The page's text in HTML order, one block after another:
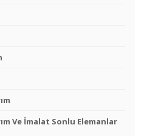
Ve İmalat Sonlu Elemanlar